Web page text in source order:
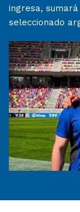
ingresa,
seleccionado